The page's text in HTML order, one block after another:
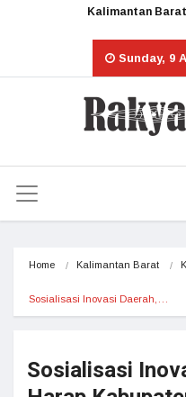
Kalimantan Barat
Sunday, 9
Home Kalimantan Barat
Sosialisasi Inovasi Daerah,…
Sosialisasi